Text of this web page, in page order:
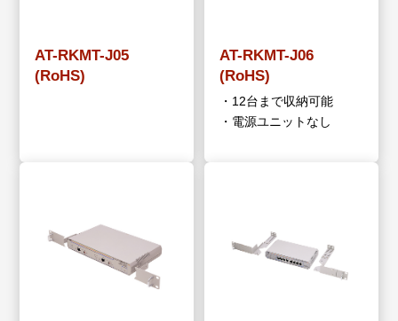
AT-RKMT-J05
(RoHS)
AT-RKMT-J06
(RoHS)
・12台まで収納可能
・電源ユニットなし